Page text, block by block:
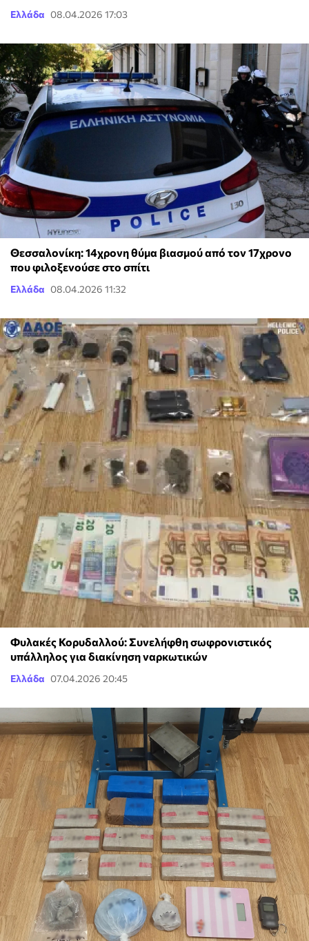
Ελλάδα 08.04.2026 17:03
Θεσσαλονίκη: 14χρονη θύμα βιασμού από τον 17χρονο
που φιλοξενούσε στο σπίτι
Ελλάδα 08.04.2026 11:32
Φυλακές Κορυδαλλού: Συνελήφθη σωφρονιστικός
υπάλληλος για διακίνηση ναρκωτικών
Ελλάδα 07.04.2026 20:45